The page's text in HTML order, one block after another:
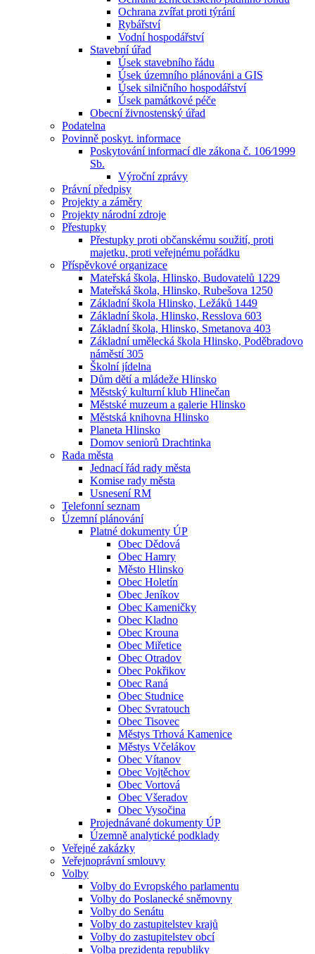
Ochrana zvířat proti týrání
Rybářství
Vodní hospodářství
Stavební úřad
Úsek stavebního řádu
Úsek územního plánováni a GIS
Úsek silničního hospodářství
Úsek památkové péče
Obecní živnostenský úřad
Podatelna
Povinně poskyt. informace
Poskytování informací dle zákona č. 106⁄1999
Sb.
Výroční zprávy
Právní předpisy
Projekty a záměry
Projekty národní zdroje
Přestupky
Přestupky proti občanskému soužití, proti
majetku, proti veřejnému pořádku
Příspěvkové organizace
Mateřská škola, Hlinsko, Budovatelů 1229
Mateřská škola, Hlinsko, Rubešova 1250
Základní škola Hlinsko, Ležáků 1449
Základní škola, Hlinsko, Resslova 603
Základní škola, Hlinsko, Smetanova 403
Základní umělecká škola Hlinsko, Poděbradovo
náměstí 305
Školní jídelna
Dům dětí a mládeže Hlinsko
Městský kulturní klub Hlinečan
Městské muzeum a galerie Hlinsko
Městská knihovna Hlinsko
Planeta Hlinsko
Domov seniorů Drachtinka
Rada města
Jednací řád rady města
Komise rady města
Usnesení RM
Telefonní seznam
Územní plánování
Platné dokumenty ÚP
Obec Dědová
Obec Hamry
Město Hlinsko
Obec Holetín
Obec Jeníkov
Obec Kameničky
Obec Kladno
Obec Krouna
Obec Miřetice
Obec Otradov
Obec Pokřikov
Obec Raná
Obec Studnice
Obec Svratouch
Obec Tisovec
Městys Trhová Kamenice
Městys Včelákov
Obec Vítanov
Obec Vojtěchov
Obec Vortová
Obec Všeradov
Obec Vysočina
Projednávané dokumenty ÚP
Územně analytické podklady
Veřejné zakázky
Veřejnoprávní smlouvy
Volby
Volby do Evropského parlamentu
Volby do Poslanecké sněmovny
Volby do Senátu
Volby do zastupitelstev krajů
Volby do zastupitelstev obcí
Volba prezidenta republiky